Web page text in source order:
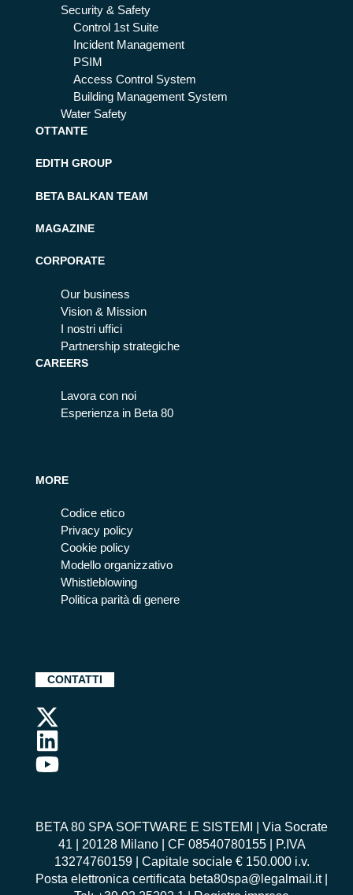
Security & Safety
Control 1st Suite
Incident Management
PSIM
Access Control System
Building Management System
Water Safety
OTTANTE
EDITH GROUP
BETA BALKAN TEAM
MAGAZINE
CORPORATE
Our business
Vision & Mission
I nostri uffici
Partnership strategiche
CAREERS
Lavora con noi
Esperienza in Beta 80
MORE
Codice etico
Privacy policy
Cookie policy
Modello organizzativo
Whistleblowing
Politica parità di genere
CONTATTI
BETA 80 SPA SOFTWARE E SISTEMI | Via Socrate
41 | 20128 Milano | CF 08540780155 | P.IVA
13274760159 | Capitale sociale € 150.000 i.v.
Posta elettronica certificata beta80spa@legalmail.it |